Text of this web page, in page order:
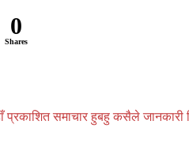
0
Shares
समाचार हुबहु कसैले जानकारी